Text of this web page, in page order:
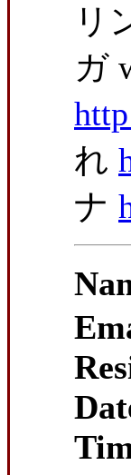
リ
ガ
れ
ナ